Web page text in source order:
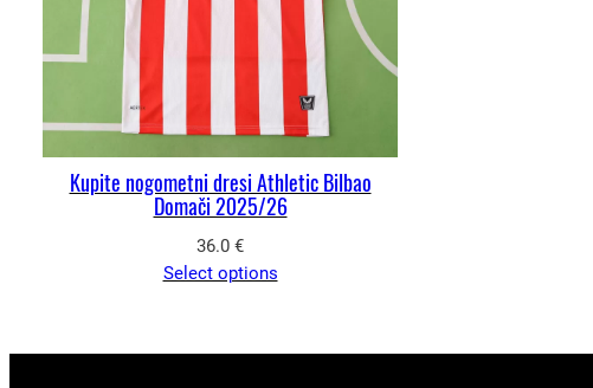
Kupite nogometni dresi Athletic Bilbao
Domači 2025/26
36.0 €
Select options